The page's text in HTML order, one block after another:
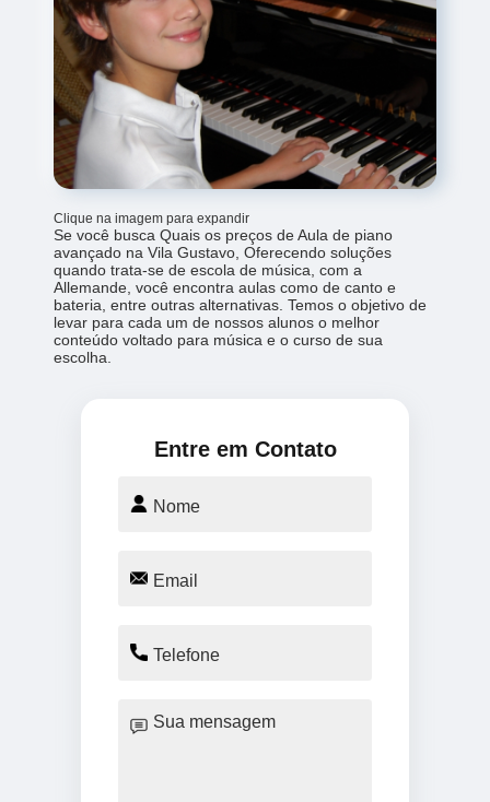
Clique na imagem para expandir
Se você busca Quais os preços de Aula de piano
avançado na Vila Gustavo, Oferecendo soluções
quando trata-se de escola de música, com a
Allemande, você encontra aulas como de canto e
bateria, entre outras alternativas. Temos o objetivo de
levar para cada um de nossos alunos o melhor
conteúdo voltado para música e o curso de sua
escolha.
Entre em Contato